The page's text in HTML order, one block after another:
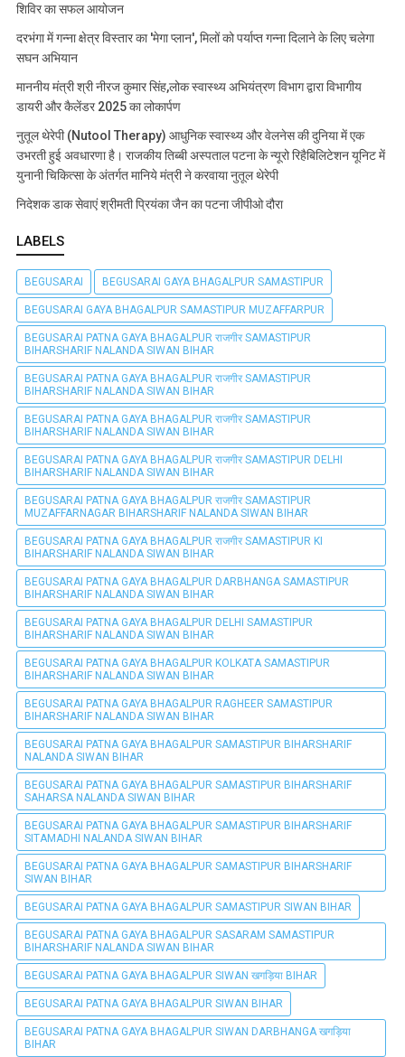
शिविर का सफल आयोजन
दरभंगा में गन्ना क्षेत्र विस्तार का 'मेगा प्लान', मिलों को पर्याप्त गन्ना दिलाने के लिए चलेगा
सघन अभियान
माननीय मंत्री श्री नीरज कुमार सिंह,लोक स्वास्थ्य अभियंत्रण विभाग द्वारा विभागीय
डायरी और कैलेंडर 2025 का लोकार्पण
नुतूल थेरेपी (Nutool Therapy) आधुनिक स्वास्थ्य और वेलनेस की दुनिया में एक
उभरती हुई अवधारणा है। राजकीय तिब्बी अस्पताल पटना के न्यूरो रिहैबिलिटेशन यूनिट में
युनानी चिकित्सा के अंतर्गत मानिये मंत्री ने करवाया नुतूल थेरेपी
निदेशक डाक सेवाएं श्रीमती प्रियंका जैन का पटना जीपीओ दौरा
LABELS
BEGUSARAI BEGUSARAI GAYA BHAGALPUR SAMASTIPUR
BEGUSARAI GAYA BHAGALPUR SAMASTIPUR MUZAFFARPUR
BEGUSARAI PATNA GAYA BHAGALPUR राजगीर SAMASTIPUR
BIHARSHARIF NALANDA SIWAN BIHAR
BEGUSARAI PATNA GAYA BHAGALPUR राजगीर SAMASTIPUR
BIHARSHARIF NALANDA SIWAN BIHAR
BEGUSARAI PATNA GAYA BHAGALPUR राजगीर SAMASTIPUR
BIHARSHARIF NALANDA SIWAN BIHAR
BEGUSARAI PATNA GAYA BHAGALPUR राजगीर SAMASTIPUR DELHI
BIHARSHARIF NALANDA SIWAN BIHAR
BEGUSARAI PATNA GAYA BHAGALPUR राजगीर SAMASTIPUR
MUZAFFARNAGAR BIHARSHARIF NALANDA SIWAN BIHAR
BEGUSARAI PATNA GAYA BHAGALPUR राजगीर SAMASTIPUR KI
BIHARSHARIF NALANDA SIWAN BIHAR
BEGUSARAI PATNA GAYA BHAGALPUR DARBHANGA SAMASTIPUR
BIHARSHARIF NALANDA SIWAN BIHAR
BEGUSARAI PATNA GAYA BHAGALPUR DELHI SAMASTIPUR
BIHARSHARIF NALANDA SIWAN BIHAR
BEGUSARAI PATNA GAYA BHAGALPUR KOLKATA SAMASTIPUR
BIHARSHARIF NALANDA SIWAN BIHAR
BEGUSARAI PATNA GAYA BHAGALPUR RAGHEER SAMASTIPUR
BIHARSHARIF NALANDA SIWAN BIHAR
BEGUSARAI PATNA GAYA BHAGALPUR SAMASTIPUR BIHARSHARIF
NALANDA SIWAN BIHAR
BEGUSARAI PATNA GAYA BHAGALPUR SAMASTIPUR BIHARSHARIF
SAHARSA NALANDA SIWAN BIHAR
BEGUSARAI PATNA GAYA BHAGALPUR SAMASTIPUR BIHARSHARIF
SITAMADHI NALANDA SIWAN BIHAR
BEGUSARAI PATNA GAYA BHAGALPUR SAMASTIPUR BIHARSHARIF
SIWAN BIHAR
BEGUSARAI PATNA GAYA BHAGALPUR SAMASTIPUR SIWAN BIHAR
BEGUSARAI PATNA GAYA BHAGALPUR SASARAM SAMASTIPUR
BIHARSHARIF NALANDA SIWAN BIHAR
BEGUSARAI PATNA GAYA BHAGALPUR SIWAN खगड़िया BIHAR
BEGUSARAI PATNA GAYA BHAGALPUR SIWAN BIHAR
BEGUSARAI PATNA GAYA BHAGALPUR SIWAN DARBHANGA खगड़िया
BIHAR